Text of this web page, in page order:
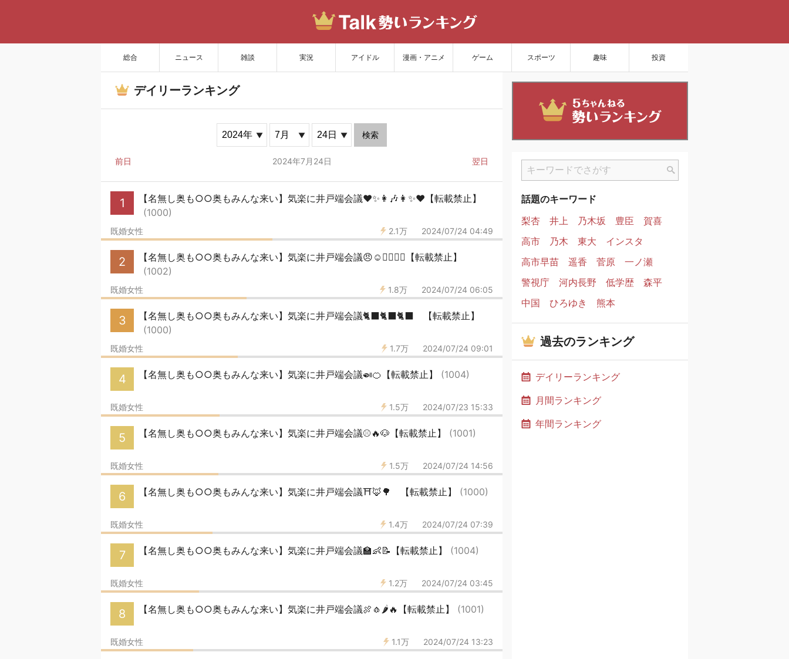
総合 ニュース 雑談 実況 アイドル 漫画・アニメ ゲーム スポーツ 趣味 投資
サイトを更新
デイリーランキング
検索
前日 2024年7月24日 翌日
1
【名無し奥も○○奥もみんな来い】気楽に井戸端会議♥️✨👩🎶👩✨♥️【転載禁止】
(1000)
2.1万 2024/07/24 04:49
既婚女性
2
【名無し奥も○○奥もみんな来い】気楽に井戸端会議😠☺🙆‍♀️🙅‍♀️【転載禁止】
(1002)
1.8万 2024/07/24 06:05
既婚女性
3
【名無し奥も○○奥もみんな来い】気楽に井戸端会議🐈‍⬛🐈‍⬛🐈‍⬛ 【転載禁止】
(1000)
1.7万 2024/07/24 09:01
既婚女性
4 【名無し奥も○○奥もみんな来い】気楽に井戸端会議🍛🍊【転載禁止】 (1004)
1.5万 2024/07/23 15:33
既婚女性
5 【名無し奥も○○奥もみんな来い】気楽に井戸端会議⚾️🔥🐶【転載禁止】 (1001)
1.5万 2024/07/24 14:56
既婚女性
6 【名無し奥も○○奥もみんな来い】気楽に井戸端会議⛩️🦊🌳 【転載禁止】 (1000)
1.4万 2024/07/24 07:39
既婚女性
7 【名無し奥も○○奥もみんな来い】気楽に井戸端会議🏫👶📝【転載禁止】 (1004)
1.2万 2024/07/24 03:45
既婚女性
8 【名無し奥も○○奥もみんな来い】気楽に井戸端会議🍖🧄🌶🔥【転載禁止】 (1001)
1.1万 2024/07/24 13:23
既婚女性
話題のキーワード
梨杏
井上 乃木坂 豊臣
賀喜
高市
乃木 東大
インスタ
高市早苗
遥香 菅原
一ノ瀬
警視庁
河内長野 低学歴
森平
中国
ひろゆき 熊本
過去のランキング
デイリーランキング
月間ランキング
年間ランキング